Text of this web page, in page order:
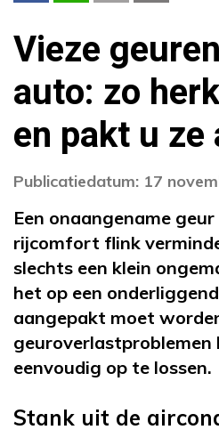
Vieze
auto: zo
en pakt u ze
Publicatiedatum: 17
Een onaangename
rijcomfort flink
slechts een klein
het op een
aangepakt moet
geuroverlastproblemen
eenvoudig op te lossen.
Stank uit de